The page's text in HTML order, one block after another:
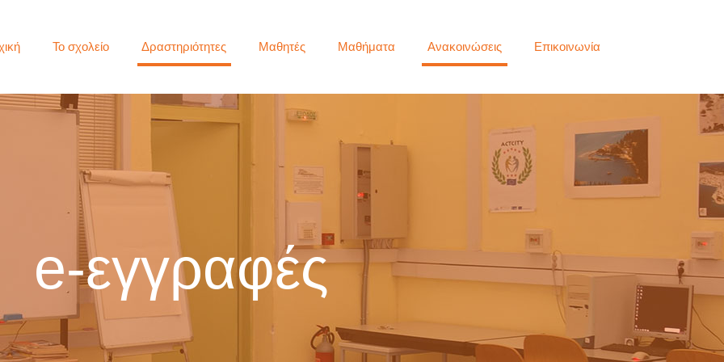
Το σχολείο Δραστηριότητες Μαθητές Μαθήματα Ανακοινώσεις Επικοινωνία
e-εγγραφές